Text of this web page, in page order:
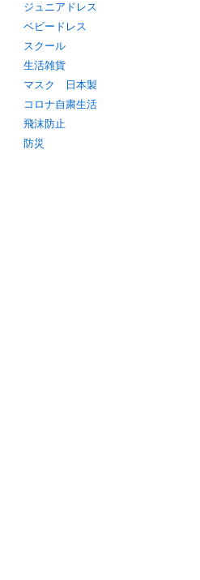
ジュニアドレス
ベビードレス
スクール
生活雑貨
マスク 日本製
コロナ自粛生活
飛沫防止
防災